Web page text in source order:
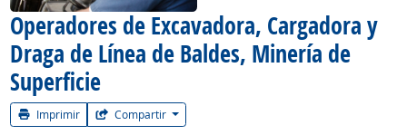
Operadores de Excavadora, Cargadora y
Draga de Línea de Baldes, Minería de
Superficie
Imprimir Compartir